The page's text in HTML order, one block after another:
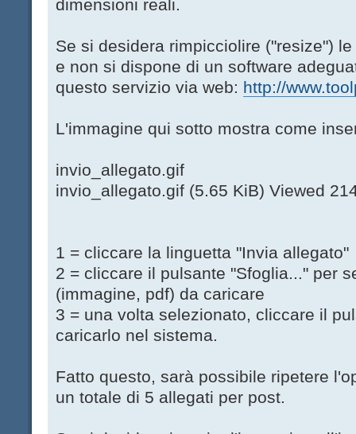
dimensioni reali.
Se si desidera rimpicciolire ("resize")
e non si dispone di un software
questo servizio via web: http://
L'immagine qui sotto mostra come
invio_allegato.gif
invio_allegato.gif (5.65 KiB) Viewed
1 = cliccare la linguetta "Invia allegato"
2 = cliccare il pulsante "Sfoglia..." per
(immagine, pdf) da caricare
3 = una volta selezionato, cliccare il
caricarlo nel sistema.
Fatto questo, sarà possibile ripetere
un totale di 5 allegati per post.